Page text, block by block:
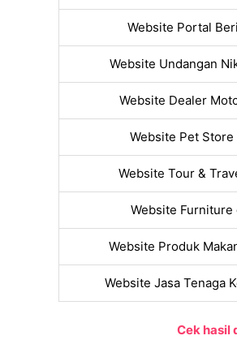
Website Portal
Website Undangan
Website Dealer
Website Pet
Website Tour &
Website
Website Produk
Website Jasa Tenaga
Cek hasil